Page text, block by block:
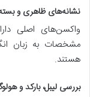
نشانه‌های ظاهری و
واکسن‌های اصلی
مشخصات به زبان
هستند.
بررسی لیبل، بارکد و